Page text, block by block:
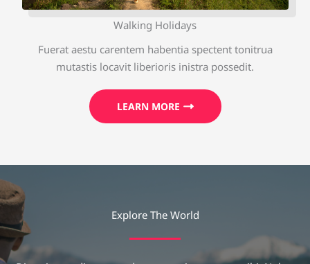
Walking Holidays
Fuerat aestu carentem habentia spectent tonitrua
mutastis locavit liberioris inistra possedit.
LEARN MORE
Explore The World